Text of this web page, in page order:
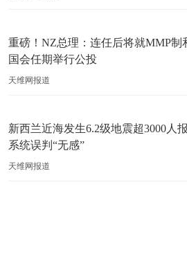
重磅！NZ总理：连任后将就MMP制
国会任期举行公投
天维网报道
新西兰近海发生6.2级地震超3000人
系统误判“无感”
天维网报道